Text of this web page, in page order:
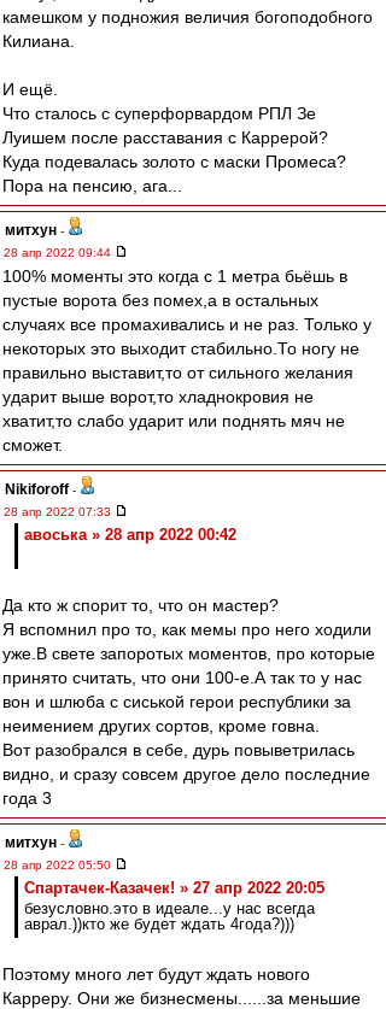
камешком у подножия величия богоподобного
Килиана.
И ещё.
Что сталось с суперфорвардом РПЛ Зе
Луишем после расставания с Каррерой?
Куда подевалась золото с маски Промеса?
Пора на пенсию, ага...
митхун -
28 апр 2022 09:44
100% моменты это когда с 1 метра бьёшь в
пустые ворота без помех,а в остальных
случаях все промахивались и не раз. Только у
некоторых это выходит стабильно.То ногу не
правильно выставит,то от сильного желания
ударит выше ворот,то хладнокровия не
хватит,то слабо ударит или поднять мяч не
сможет.
Nikiforoff -
28 апр 2022 07:33
авоська » 28 апр 2022 00:42
Да кто ж спорит то, что он мастер?
Я вспомнил про то, как мемы про него ходили
уже.В свете запоротых моментов, про которые
принято считать, что они 100-е.А так то у нас
вон и шлюба с сиськой герои республики за
неимением других сортов, кроме говна.
Вот разобрался в себе, дурь повыветрилась
видно, и сразу совсем другое дело последние
года 3
митхун -
28 апр 2022 05:50
Спартачек-Казачек! » 27 апр 2022 20:05
безусловно.это в идеале...у нас всегда
аврал.))кто же будет ждать 4года?)))
Поэтому много лет будут ждать нового
Карреру. Они же бизнесмены......за меньшие